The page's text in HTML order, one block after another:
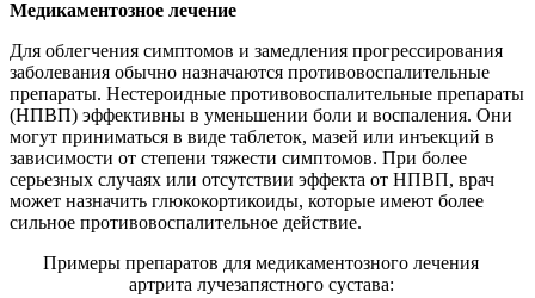
Медикаментозное лечение
Для облегчения симптомов и замедления прогрессирования
заболевания обычно назначаются противовоспалительные
препараты. Нестероидные противовоспалительные препараты
(НПВП) эффективны в уменьшении боли и воспаления. Они
могут приниматься в виде таблеток, мазей или инъекций в
зависимости от степени тяжести симптомов. При более
серьезных случаях или отсутствии эффекта от НПВП, врач
может назначить глюкокортикоиды, которые имеют более
сильное противовоспалительное действие.
Примеры препаратов для медикаментозного лечения
артрита лучезапястного сустава: